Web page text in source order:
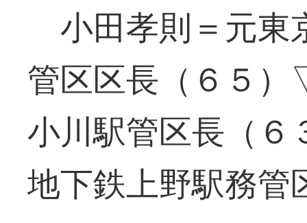
小田孝則＝元東
管区区長（６５
小川駅管区長（
地下鉄上野駅務管